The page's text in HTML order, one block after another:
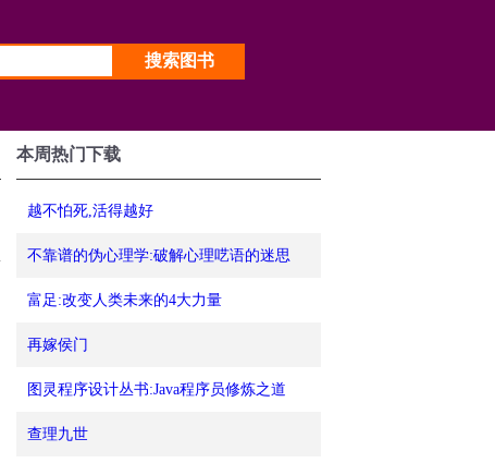
本周热门下载
越不怕死,活得越好
不靠谱的伪心理学:破解心理呓语的迷思
富足:改变人类未来的4大力量
再嫁侯门
图灵程序设计丛书:Java程序员修炼之道
查理九世